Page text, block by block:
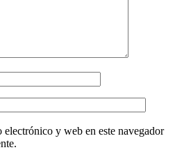
y web en este navegador